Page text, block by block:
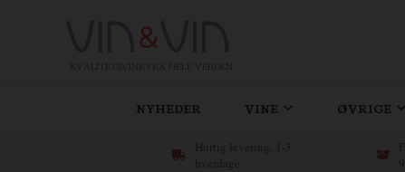
KVALITETSVINE FRA HELE VERDEN
NYHEDER VINE ØVRIGE
Hurtig levering, 1-3
hverdage